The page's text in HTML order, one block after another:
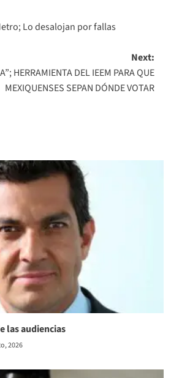
Lo desalojan por fallas
Next:
HERRAMIENTA DEL IEEM PARA QUE
MEXIQUENSES SEPAN DÓNDE VOTAR
las audiencias
2026